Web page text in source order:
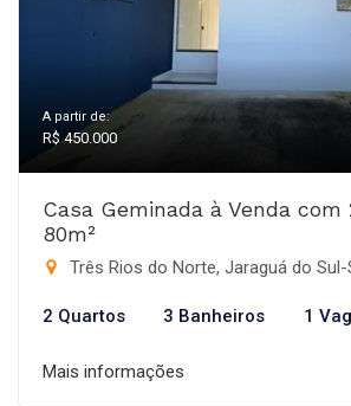
A partir de:
R$ 450.000
Casa Geminada à Venda com
80m²
Três Rios do Norte, Jaraguá do Sul-
2 Quartos 3 Banheiros 1
Mais informações